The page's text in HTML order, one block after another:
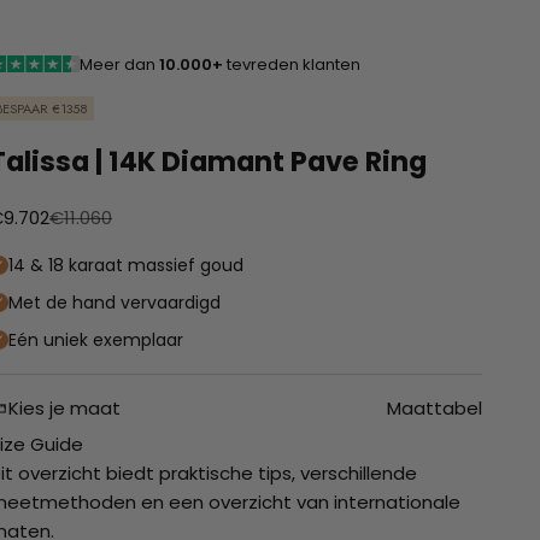
Meer dan 10.000+ tevreden klanten
€1358
| 14K Diamant Pave Ring
Normale prijs
€11.060
14 & 18 karaat massief goud
Met de hand vervaardigd
Eén uniek exemplaar
Kies je maat
Maattabel
Guide
overzicht biedt praktische tips, verschillende
en een overzicht van internationale